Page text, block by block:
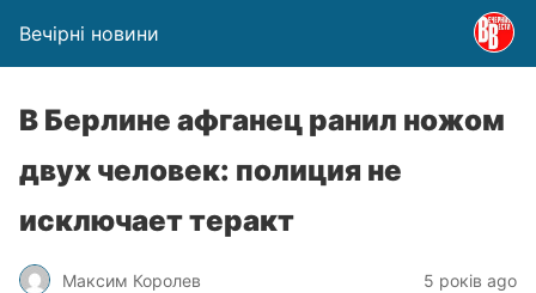
Вечірні новини
В Берлине афганец ранил ножом
двух человек: полиция не
исключает теракт
Максим Королев 5 років ago